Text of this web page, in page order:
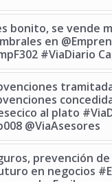
bonito, se vende
en
#ViaDiario
al plato
@ViaAsesores
prevención
en negocios